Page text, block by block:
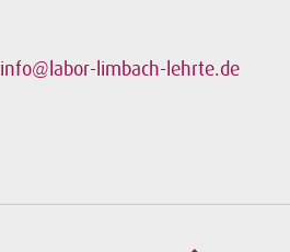
info@labor-limbach-lehrte.de